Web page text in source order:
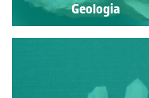
Geologia
Geologia